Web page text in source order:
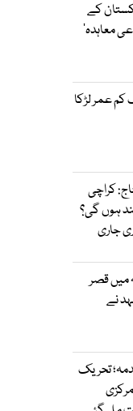
کے
معاہدہ‘
کم عمر لڑکا
کراچی
ہوں گی؟
جاری
میں قصر
نے
تحریک